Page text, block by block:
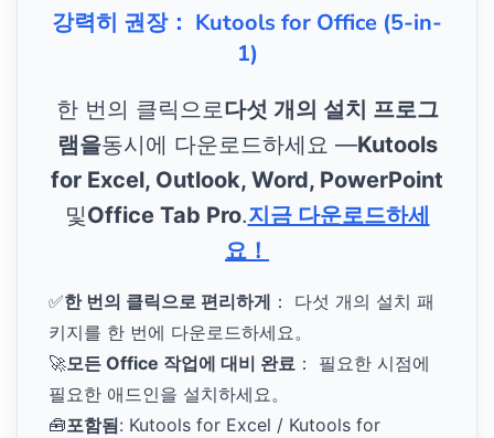
강력히 권장： Kutools for Office (5-in-
1)
한 번의 클릭으로다섯 개의 설치 프로그
램을동시에 다운로드하세요 —Kutools
for Excel, Outlook, Word, PowerPoint
및Office Tab Pro.지금 다운로드하세
요！
✅한 번의 클릭으로 편리하게 ： 다섯 개의 설치 패
키지를 한 번에 다운로드하세요。
🚀모든 Office 작업에 대비 완료 ： 필요한 시점에
필요한 애드인을 설치하세요。
🧰포함됨: Kutools for Excel / Kutools for